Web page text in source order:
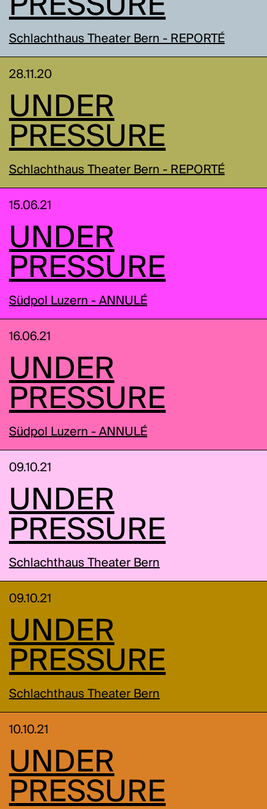
PRESSURE
Schlachthaus Theater Bern - REPORTÉ
28.11.20
UNDER
PRESSURE
Schlachthaus Theater Bern - REPORTÉ
15.06.21
UNDER
PRESSURE
Südpol Luzern - ANNULÉ
16.06.21
UNDER
PRESSURE
Südpol Luzern - ANNULÉ
09.10.21
UNDER
PRESSURE
Schlachthaus Theater Bern
09.10.21
UNDER
PRESSURE
Schlachthaus Theater Bern
10.10.21
UNDER
PRESSURE